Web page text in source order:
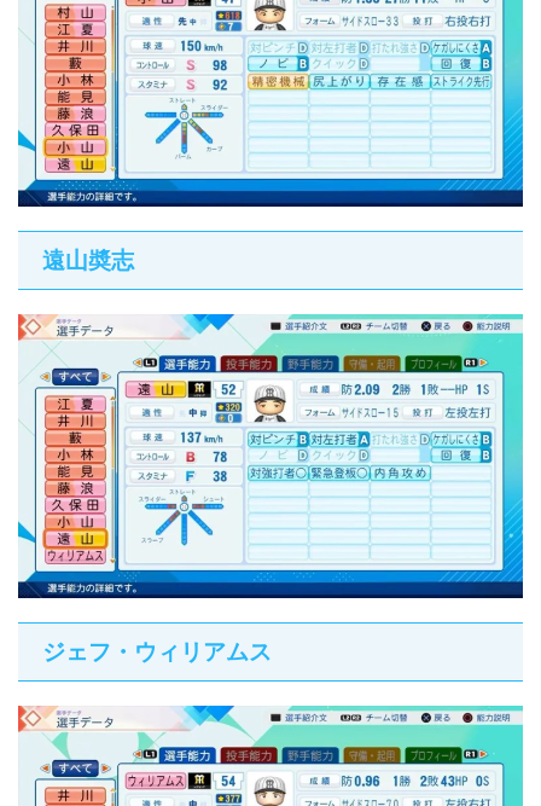
遠山奬志
ジェフ・ウィリアムス